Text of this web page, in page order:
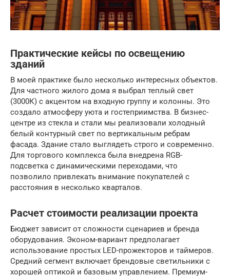
Практические кейсы по освещению
зданий
В моей практике было несколько интересных объектов.
Для частного жилого дома я выбрал теплый свет
(3000К) с акцентом на входную группу и колонны. Это
создало атмосферу уюта и гостеприимства. В бизнес-
центре из стекла и стали мы реализовали холодный
белый контурный свет по вертикальным ребрам
фасада. Здание стало выглядеть строго и современно.
Для торгового комплекса была внедрена RGB-
подсветка с динамическими переходами, что
позволило привлекать внимание покупателей с
расстояния в несколько кварталов.
Расчет стоимости реализации проекта
Бюджет зависит от сложности сценариев и бренда
оборудования. Эконом-вариант предполагает
использование простых LED-прожекторов и таймеров.
Средний сегмент включает брендовые светильники с
хорошей оптикой и базовым управлением. Премиум-